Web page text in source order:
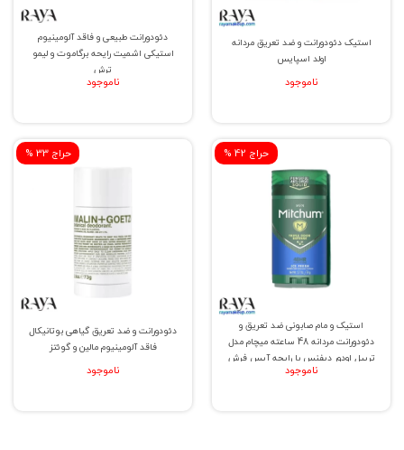
استیک دئودورانت و ضد تعریق مردانه
اولد اسپایس
ناموجود
دئودورانت طبیعی و فاقد آلومینیوم
استیکی اشمیت رایحه برگاموت و لیمو
ترش
ناموجود
% حراج 42
استیک و مام صابونی ضد تعریق و
دئودورانت مردانه 48 ساعته میچام مدل
تریپل اودور دیفنس با رایحه آیس فرش
ناموجود
% حراج 33
دئودورانت و ضد تعریق گیاهی بوتانیکال
فاقد آلومینیوم مالین و گوئتز
ناموجود